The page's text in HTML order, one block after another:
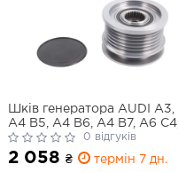
Шків генератора AUDI A3,
A4 B5, A4 B6, A4 B7, A6 C4,
A6 C5, TT SEAT ALTEA,
ALTEA XL, EXEO, EXEO ST,
IBIZA IV, IBIZA IV SC, LEON,
0 відгуків
2 058 ₴ термін 7 дн.